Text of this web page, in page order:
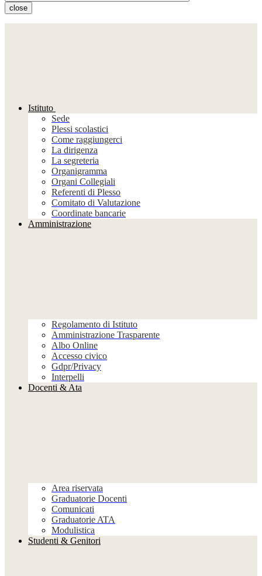
close
Istituto
Sede
Plessi scolastici
Come raggiungerci
La dirigenza
La segreteria
Organigramma
Organi Collegiali
Referenti di Plesso
Comitato di Valutazione
Coordinate bancarie
Amministrazione
Regolamento di Istituto
Amministrazione Trasparente
Albo Online
Accesso civico
Gdpr/Privacy
Interpelli
Docenti & Ata
Area riservata
Graduatorie Docenti
Comunicati
Graduatorie ATA
Modulistica
Studenti & Genitori